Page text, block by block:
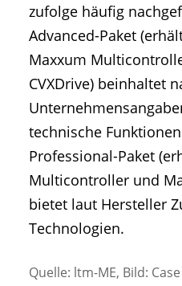
zufolge häufig
Advanced-Paket
Maxxum
CVXDrive) beinhaltet
technische
Professional-Paket
Multicontroller und
bietet laut Hersteller
Technologien.
Quelle: ltm-ME, Bild: